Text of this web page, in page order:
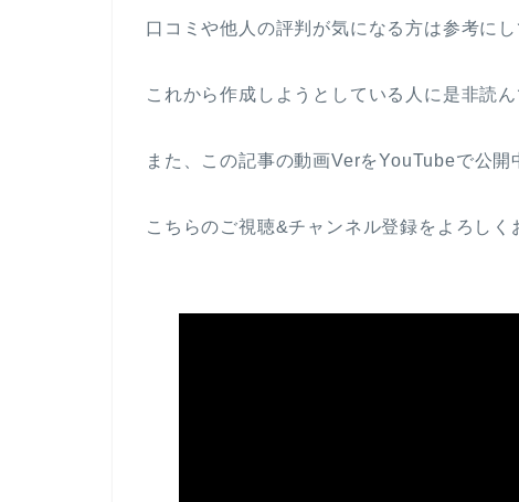
口コミや他人の評判が気になる方は参考にし
これから作成しようとしている人に是非読
また、この記事の動画VerをYouTubeで公開
こちらのご視聴&チャンネル登録をよろしく